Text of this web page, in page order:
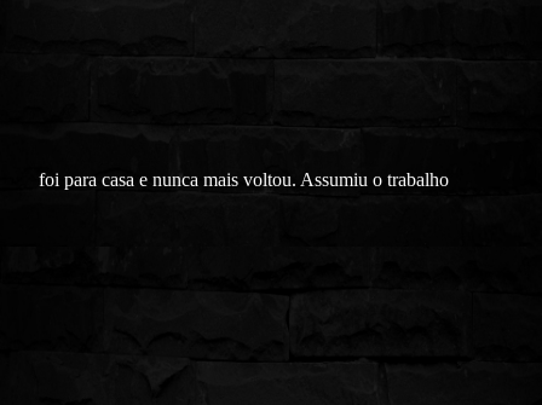
foi para casa e nunca mais voltou. Assumiu o trabalho